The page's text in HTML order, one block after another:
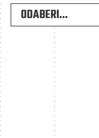
ODABERI...